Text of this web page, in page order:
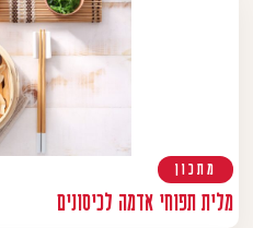
מתכון
מלית תפוחי אדמה לכיסונים